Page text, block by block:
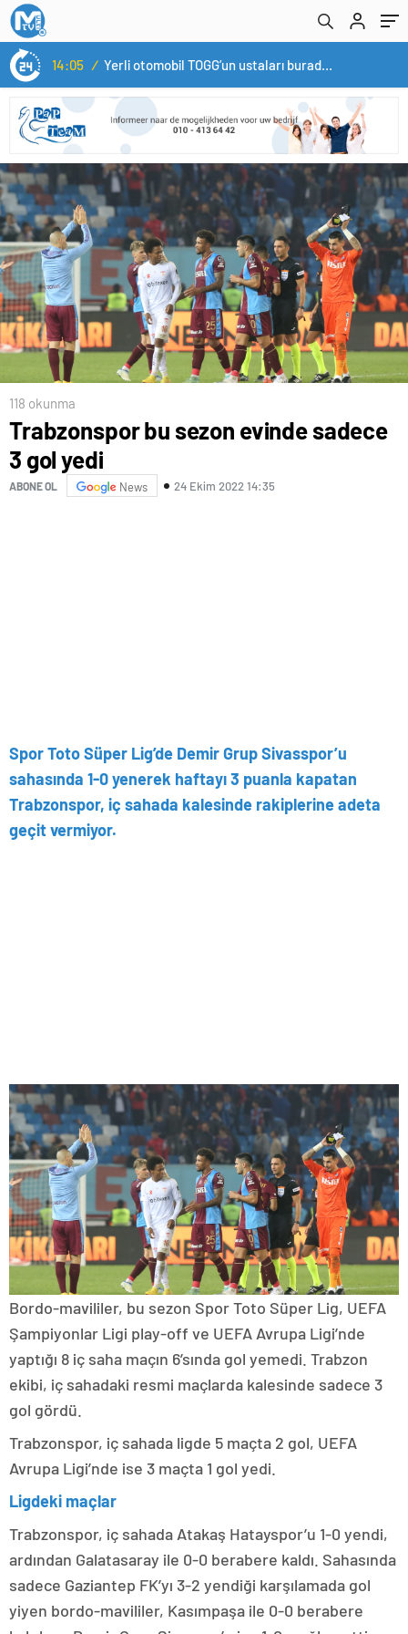
14:05 / Yerli otomobil TOGG’un ustaları burada yetişecek
118 okunma
Trabzonspor bu sezon evinde sadece
3 gol yedi
ABONE OL News 24 Ekim 2022 14:35
Spor Toto Süper Lig’de Demir Grup Sivasspor’u
sahasında 1-0 yenerek haftayı 3 puanla kapatan
Trabzonspor, iç sahada kalesinde rakiplerine adeta
geçit vermiyor.
Bordo-mavililer, bu sezon Spor Toto Süper Lig, UEFA
Şampiyonlar Ligi play-off ve UEFA Avrupa Ligi’nde
yaptığı 8 iç saha maçın 6’sında gol yemedi. Trabzon
ekibi, iç sahadaki resmi maçlarda kalesinde sadece 3
gol gördü.
Trabzonspor, iç sahada ligde 5 maçta 2 gol, UEFA
Avrupa Ligi’nde ise 3 maçta 1 gol yedi.
Ligdeki maçlar
Trabzonspor, iç sahada Atakaş Hatayspor’u 1-0 yendi,
ardından Galatasaray ile 0-0 berabere kaldı. Sahasında
sadece Gaziantep FK’yı 3-2 yendiği karşılamada gol
yiyen bordo-mavililer, Kasımpaşa ile 0-0 berabere